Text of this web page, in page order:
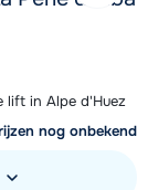
lift in Alpe d'Huez
nog onbekend